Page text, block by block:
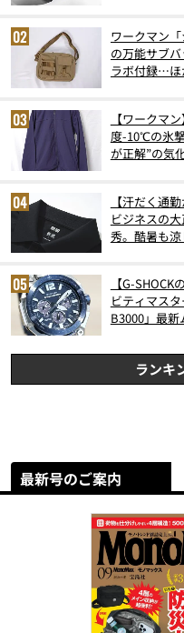
ワークマン
の万能サブ
ラボ付録…ほ
【ワークマ
度-10℃の氷
が正解”の気
【汗だく通
ビジネスの
秀。酷暑も
【G-
ビティマス
B3000」最
ランキ
最新号のご案内